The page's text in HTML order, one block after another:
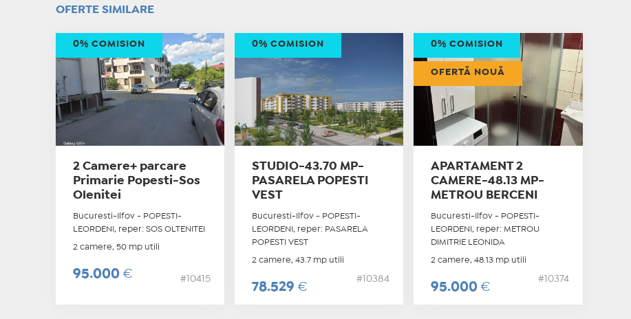
OFERTE SIMILARE
2 Camere+ parcare
Primarie Popesti-Sos
Olenitei
Bucuresti-Ilfov - POPESTI-
LEORDENI, reper: SOS OLTENITEI
2 camere, 50 mp utili
95.000 € #10415
0% COMISION
STUDIO-43.70 MP-
PASARELA POPESTI
VEST
Bucuresti-Ilfov - POPESTI-
LEORDENI, reper: PASARELA
POPESTI VEST
2 camere, 43.7 mp utili
78.529€
#10384
0% COMISION
APARTAMENT 2
CAMERE-48.13 MP-
METROU BERCENI
Bucuresti-Ilfov - POPESTI-
LEORDENI, reper: METROU
DIMITRIE LEONIDA
2 camere, 48.13 mp utili
95.000€
#10374
0% COMISION
OFERTĂ NOUĂ